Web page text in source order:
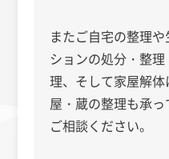
またご自宅の整理
ションの処分・整
理、そして家屋解
屋・蔵の整理も承
ご相談ください。